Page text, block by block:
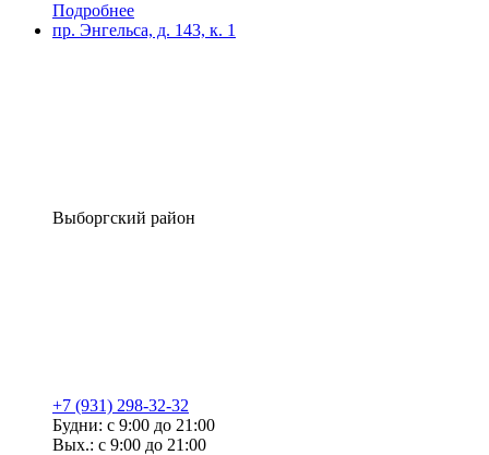
Подробнее
пр. Энгельса, д. 143, к. 1
Выборгский район
+7 (931) 298-32-32
Будни: с 9:00 до 21:00
Вых.: с 9:00 до 21:00